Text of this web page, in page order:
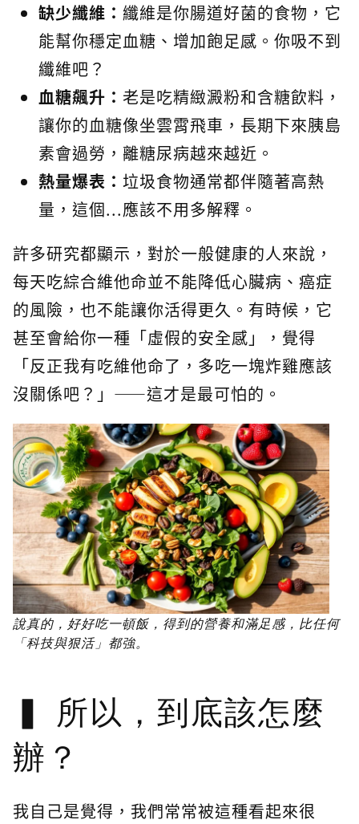
缺少纖維： 纖維是你腸道好菌的食物，它
能幫你穩定血糖、增加飽足感。你吸不到
纖維吧？
血糖飆升： 老是吃精緻澱粉和含糖飲料，
讓你的血糖像坐雲霄飛車，長期下來胰島
素會過勞，離糖尿病越來越近。
熱量爆表： 垃圾食物通常都伴隨著高熱
量，這個...應該不用多解釋。
許多研究都顯示，對於一般健康的人來說，
每天吃綜合維他命並不能降低心臟病、癌症
的風險，也不能讓你活得更久。有時候，它
甚至會給你一種「虛假的安全感」，覺得
「反正我有吃維他命了，多吃一塊炸雞應該
沒關係吧？」——這才是最可怕的。
說真的，好好吃一頓飯，得到的營養和滿足感，比任何
「科技與狠活」都強。
所以，到底該怎麼
辦？
我自己是覺得，我們常常被這種看起來很